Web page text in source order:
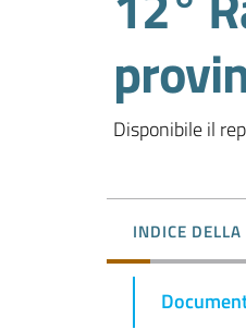
Disponibile il
INDICE